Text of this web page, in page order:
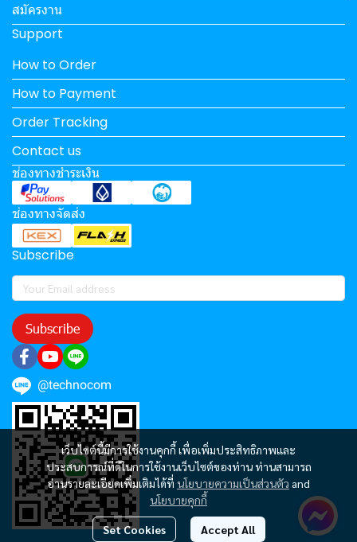
เว็บไซต์นี้มีการใช้งานคุกกี้ เพื่อเพิ่มประสิทธิภาพและ
ประสบการณ์ที่ดีในการใช้งานเว็บไซต์ของท่าน ท่านสามารถ
อ่านรายละเอียดเพิ่มเติมได้ที่ นโยบายความเป็นส่วนตัว and
นโยบายคุกกี้
Set Cookies Accept All
สมัครงาน
Support
How to Order
How to Payment
Order Tracking
Contact us
ช่องทางชำระเงิน
ช่องทางจัดส่ง
Subscribe
Subscribe
@technocom